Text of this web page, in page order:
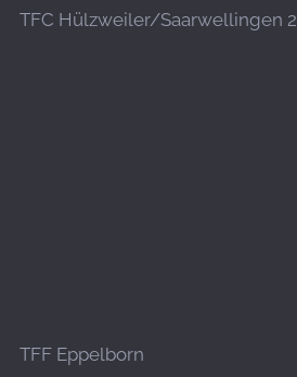
TFC Hülzweiler/Saarwellingen 2
TFF Eppelborn